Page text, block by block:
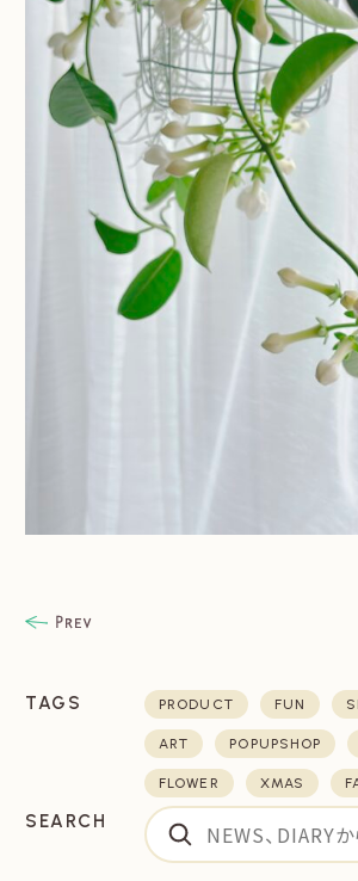
TAGS PRODUCT FUN
ART POPUPSHOP
FLOWER XMAS
SEARCH